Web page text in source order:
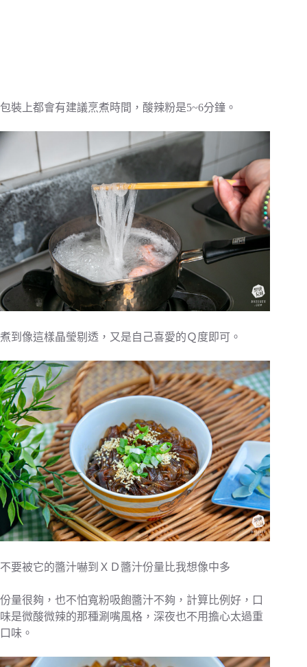
包裝上都會有建議烹煮時間，酸辣粉是5~6分鐘。
煮到像這樣晶瑩剔透，又是自己喜愛的Ｑ度即可。
不要被它的醬汁嚇到ＸＤ醬汁份量比我想像中多
份量很夠，也不怕寬粉吸飽醬汁不夠，計算比例好，口
味是微酸微辣的那種涮嘴風格，深夜也不用擔心太過重
口味。